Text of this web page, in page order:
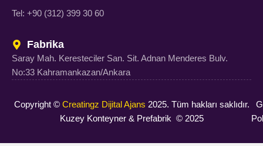
Tel: +90 (312) 399 30 60
Fabrika
Saray Mah. Keresteciler San. Sit. Adnan Menderes Bulv.
No:33 Kahramankazan/Ankara
Copyright © Creatingz Dijital Ajans 2025. Tüm hakları saklıdır.
Kuzey Konteyner & Prefabrik © 2025